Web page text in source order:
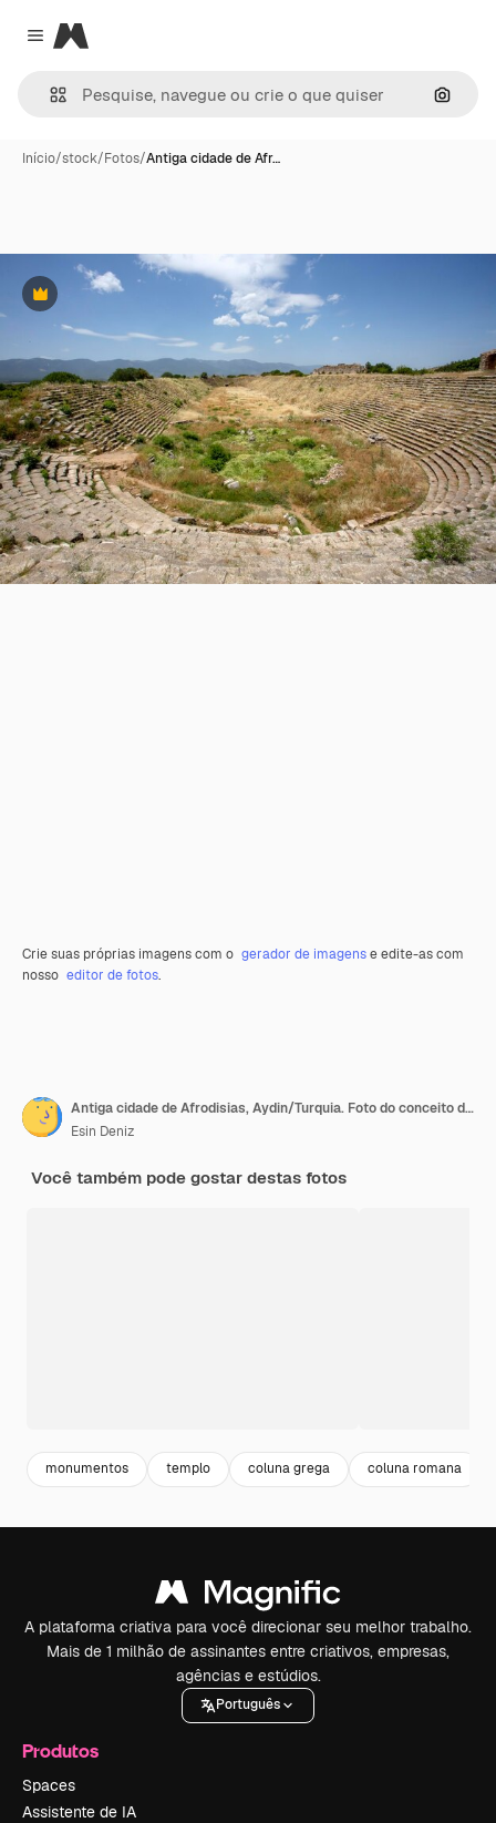
Close menu
Magnific
Início/stock/Fotos/Antiga cidade de Afr…
Premium
Crie suas próprias imagens com o gerador de imagense edite-as com
nosso editor de fotos.
Antiga cidade de Afrodisias, Aydin/Turquia. Foto do conceito de viagem.
Esin Deniz
Você também pode gostar destas fotos
monumentos templo coluna grega coluna romana
A plataforma criativa para você direcionar seu melhor trabalho.
Mais de 1 milhão de assinantes entre criativos, empresas,
agências e estúdios.
Português
Produtos
Spaces
Assistente de IA